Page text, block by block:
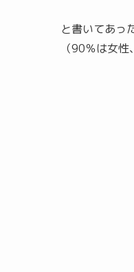
と書いてあっ
（90％は女